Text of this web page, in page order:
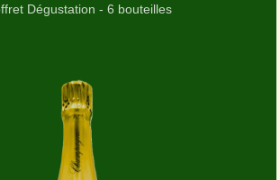
Dégustation - 6 bouteilles